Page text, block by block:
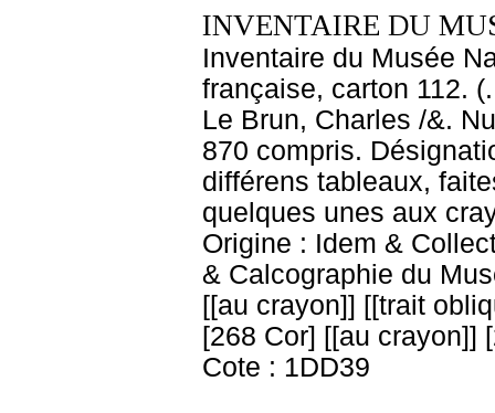
INVENTAIRE DU
Inventaire du Musée
française, carton 112.
Le Brun, Charles /&.
870 compris.
différens tableaux,
quelques unes aux
Origine : Idem &
& Calcographie du
[[au crayon]] [[trait
[268 Cor] [[au crayon]]
Cote : 1DD39